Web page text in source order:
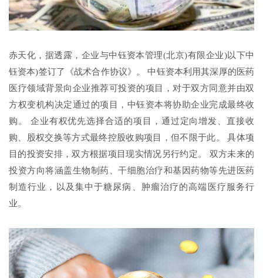
赤天化，据透露，企业与中钰资本管理(北京)有限企业)以下中
钰资本)签订了《战术合作协议》。 中钰资本利用其深厚的医药
医疗领域背景向企业推荐可投资的项目，对于双方同意并由双
方权变机构决定通过的项目，中钰资本将协助企业完成最终收
购。 企业有权优先选择合适的项目，通过定向增发、直接收
购、股权交换等方式最终控股收购项目，但不限于此。 具体项
目的投资安排，双方根据项目现实情况另行约定。 双方未来的
投资方向将涵盖生物制药、干细胞治疗和基因药物等先进医药
制造行业，以及集中于糖尿病、肿瘤治疗的高端医疗服务行
业。